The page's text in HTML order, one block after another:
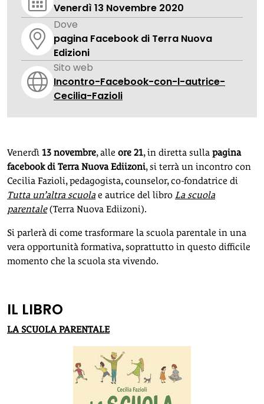
Venerdì 13 Novembre 2020
Dove
pagina Facebook di Terra Nuova
Edizioni
Sito web
Incontro-Facebook-con-l-autrice-
Cecilia-Fazioli
Venerdì 13 novembre, alle ore 21, in diretta sulla pagina
facebook di Terra Nuova Ediizoni, si terrà un incontro con
Cecilia Fazioli, pedagogista, counselor, co-fondatrice di
Tutta un’altra scuola e autrice del libro La scuola
parentale(Terra Nuova Ediizoni).
Si parlerà di come trasformare la scuola parentale in una
vera opportunità formativa, soprattutto in questo difficile
momento che la scuola sta vivendo.
IL LIBRO
LA SCUOLA PARENTALE